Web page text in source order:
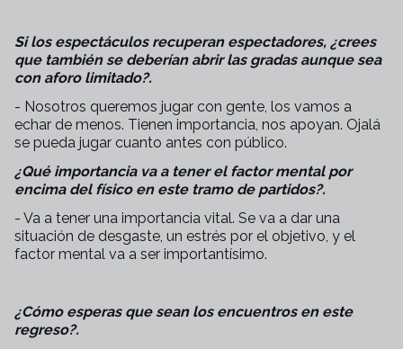
Si los espectáculos recuperan espectadores, ¿crees
que también se deberían abrir las gradas aunque sea
con aforo limitado?.
- Nosotros queremos jugar con gente, los vamos a
echar de menos. Tienen importancia, nos apoyan. Ojalá
se pueda jugar cuanto antes con público.
¿Qué importancia va a tener el factor mental por
encima del físico en este tramo de partidos?.
- Va a tener una importancia vital. Se va a dar una
situación de desgaste, un estrés por el objetivo, y el
factor mental va a ser importantísimo.
¿Cómo esperas que sean los encuentros en este
regreso?.